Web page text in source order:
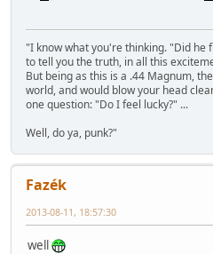
"I know what you're thinking. "Did he
to tell you the truth, in all this
But being as this is a .44 Magnum,
world, and would blow your head
one question: "Do I feel lucky?" ...
Well, do ya, punk?"
Fazék
2013-08-11, 18:57:30
well